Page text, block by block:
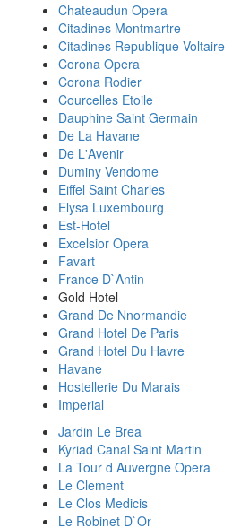
Chateaudun Opera
Citadines Montmartre
Citadines Republique Voltaire
Corona Opera
Corona Rodier
Courcelles Etoile
Dauphine Saint Germain
De La Havane
De L'Avenir
Duminy Vendome
Eiffel Saint Charles
Elysa Luxembourg
Est-Hotel
Excelsior Opera
Favart
France D`Antin
Gold Hotel
Grand De Nnormandie
Grand Hotel De Paris
Grand Hotel Du Havre
Havane
Hostellerie Du Marais
Imperial
Jardin Le Brea
Kyriad Canal Saint Martin
La Tour d Auvergne Opera
Le Clement
Le Clos Medicis
Le Robinet D`Or